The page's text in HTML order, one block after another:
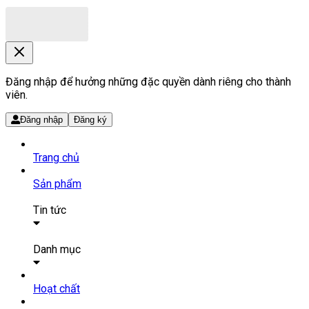
Đăng nhập để hưởng những đặc quyền dành riêng cho thành
viên.
Đăng nhập Đăng ký
Trang chủ
Sản phẩm
Tin tức
Tin tức
Danh mục
SẢN PHẨM THUỐC
Hoạt chất